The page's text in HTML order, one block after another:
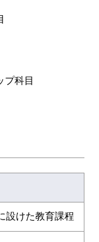
プ科目
設けた教育課程